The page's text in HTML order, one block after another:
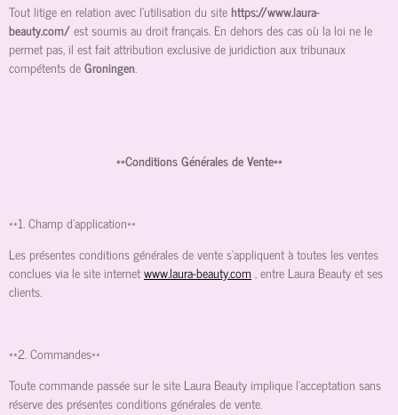
Tout litige en relation avec l’utilisation du sitehttps://www.laura-
beauty.com/est soumis au droit français. En dehors des cas où la loi ne le
permet pas, il est fait attribution exclusive de juridiction aux tribunaux
compétents deGroningen.
**Conditions Générales de Vente**
**1. Champ d'application**
Les présentes conditions générales de vente s'appliquent à toutes les ventes
conclues via le site internetwww.laura-beauty.com , entre Laura Beauty et ses
clients.
**2. Commandes**
Toute commande passée sur le site Laura Beauty implique l'acceptation sans
réserve des présentes conditions générales de vente.